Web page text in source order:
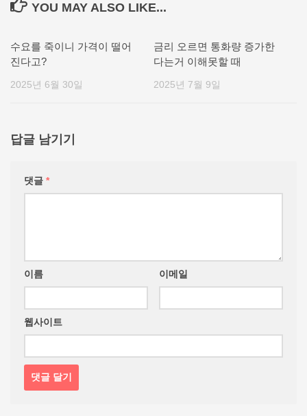
YOU MAY ALSO LIKE...
수요를 죽이니 가격이 떨어
진다고?
2025년 6월 30일
금리 오르면 통화량 증가한
다는거 이해못할 때
2025년 7월 9일
답글 남기기
댓글 *
이름 이메일
웹사이트